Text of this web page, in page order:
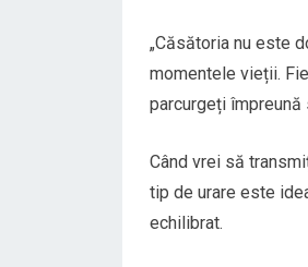
„Căsătoria nu este
momentele vieții.
parcurgeți
Când vrei să
tip de urare este
echilibrat.